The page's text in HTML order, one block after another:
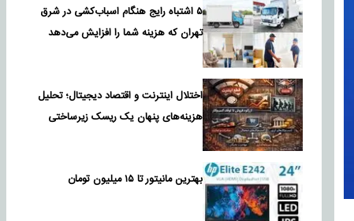
۵ اشتباه رایج هنگام اسباب‌کشی در شرق
تهران که هزینه شما را افزایش می‌دهد
اختلال اینترنت و اقتصاد دیجیتال؛ تحلیل
هزینه‌های پنهان یک ریسک زیرساختی
بهترین مانیتور تا ۱۵ میلیون تومان